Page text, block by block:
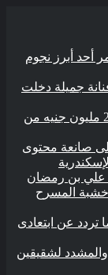
أحد أبرز نجوم
جميلة دخلت
سقوط 6 عناصر جنائية لقيامهم بغسل 250 مليون جنيه من
صانعة محتوى
علي بن رمضان
خشبة المسرح
تردد عن ابتعادى
والمشدد لشقيقين